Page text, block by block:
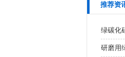
推荐资
绿碳化
研磨用